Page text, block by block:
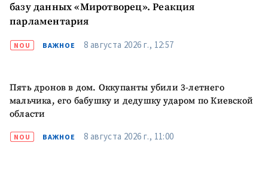
базу данных «Миротворец». Реакция
парламентария
NOU ВАЖНОЕ 8 августа 2026 г., 12:57
Пять дронов в дом. Оккупанты убили 3-летнего
мальчика, его бабушку и дедушку ударом по Киевской
области
NOU ВАЖНОЕ 8 августа 2026 г., 11:00
Заголовок новости
+ Добавить